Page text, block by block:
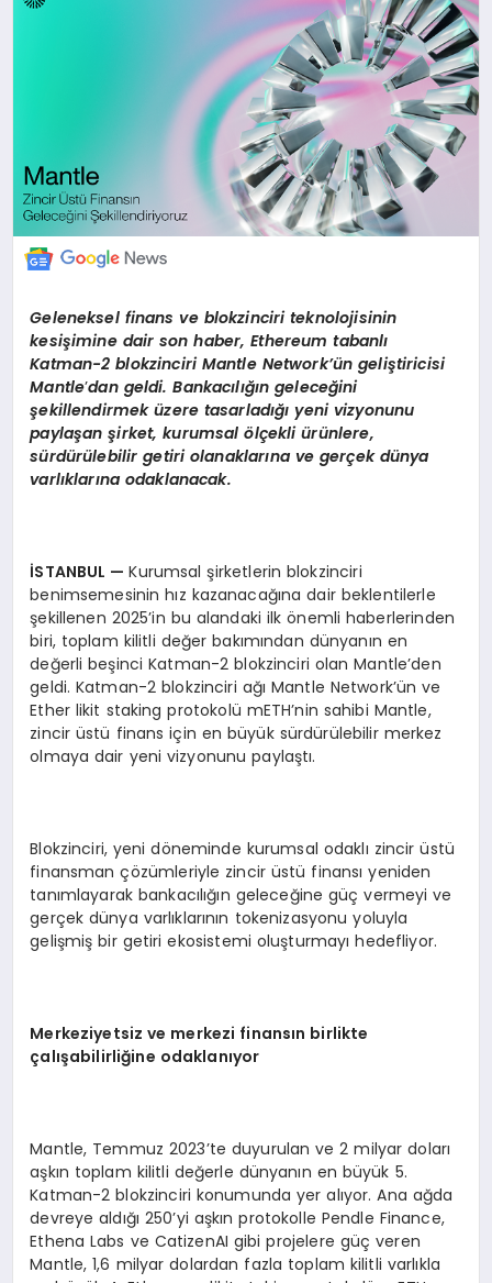
Geleneksel finans ve blokzinciri teknolojisinin
kesişimine dair son haber, Ethereum tabanlı
Katman-2 blokzinciri Mantle Network’ün geliştiricisi
Mantle’dan geldi. Bankacılığın geleceğini
şekillendirmek üzere tasarladığı yeni vizyonunu
paylaşan şirket, kurumsalölçekli ürünlere,
sürdürülebilir getiri olanaklarına ve gerçek dünya
varlıklarına odaklanacak.
İSTANBUL —Kurumsal şirketlerin blokzinciri
benimsemesinin hız kazanacağına dair beklentilerle
şekillenen 2025’in bu alandaki ilk önemli haberlerinden
biri, toplam kilitli değer bakımından dünyanın en
değerli beşinci Katman-2 blokzinciri olan Mantle’den
geldi. Katman-2 blokzinciri ağı Mantle Network’ün ve
Ether likit staking protokolü mETH’nin sahibi Mantle,
zincir üstü finans için en büyük sürdürülebilir merkez
olmaya dair yeni vizyonunu paylaştı.
Blokzinciri, yeni döneminde kurumsal odaklı zincir üstü
finansman çözümleriyle zincir üstü finansı yeniden
tanımlayarak bankacılığın geleceğine güç vermeyi ve
gerçek dünya varlıklarının tokenizasyonu yoluyla
gelişmiş bir getiri ekosistemi oluşturmayı hedefliyor.
Merkeziyetsiz ve merkezi finansın birlikte
çalışabilirliğine odaklanıyor
Mantle, Temmuz 2023’te duyurulan ve 2 milyar doları
aşkın toplam kilitli değerle dünyanın en büyük 5.
Katman-2 blokzinciri konumunda yer alıyor. Ana ağda
devreye aldığı 250’yi aşkın protokolle Pendle Finance,
Ethena Labs ve CatizenAI gibi projelere güç veren
Mantle, 1,6 milyar dolardan fazla toplam kilitli varlıkla